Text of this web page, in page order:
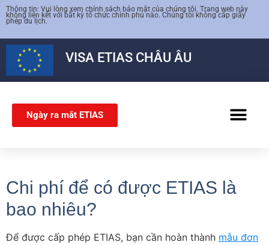
Thông tin: Vui lòng xem chính sách bảo mật của chúng tôi. Trang web này
không liên kết với bất kỳ tổ chức chính phủ nào. Chúng tôi không cấp giấy
phép du lịch.
VISA ETIASCHÂU ÂU
Ngày ra mắt ETIAS
Chi phí để có được ETIAS là
bao nhiêu?
Để được cấp phép ETIAS, bạn cần hoàn thành mẫu đơn